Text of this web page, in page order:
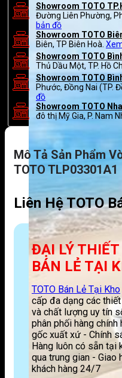
Showroom TOTO
Đường Liên Phường,
bản đồ
Showroom TOTO
Biên, TP Biên Hoà.
Showroom TOTO
Thủ Dầu Một, TP. Hồ
Showroom TOTO
Phước, Đồng Nai (TP.
đồ
Showroom TOTO
đô thị Mỹ Gia, P. Nam
Mô Tả Sản Phẩm
TOTO TLP03301A1
Liên Hệ TOTO
ĐẠI LÝ
BÁN LẺ TẠI
TOTO Bán Lẻ Tại Kho
cấp đa dạng các
và chất lượng uy tín
phân phối hàng
gốc xuất xứ - Chính
Hàng luôn có sẵn tại
qua trung gian - Giao
khách hàng 24/7